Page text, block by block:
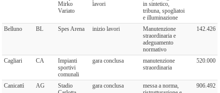
Mirko
Variato
lavori
in sintetico,
tribuna, spogliatoi
e illuminazione
Belluno BL Spes Arena inizio lavori
Manutenzione
straordinaria e
adeguamento
normativo
142.426
Cagliari CA
Impianti
sportivi
comunali
gara conclusa
manutenzione
straordinaria
520.000
Canicattì AG
Stadio
gara conclusa
messa a norma,
906.492